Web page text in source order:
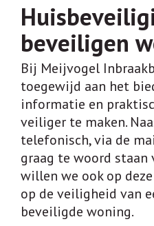
ONZE
CILINDERS & VEILIG
ELECTRONISCHE
beveiligen
Bij Meijvogel
toegewijd aan het
informatie en
veiliger te maken.
telefonisch, via de
graag te woord staan
willen we ook op
op de veiligheid van
beveiligde woning.